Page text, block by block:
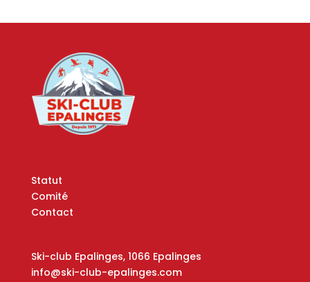
Statut
Comité
Contact
Ski-club Epalinges, 1066 Epalinges
info@ski-club-epalinges.com